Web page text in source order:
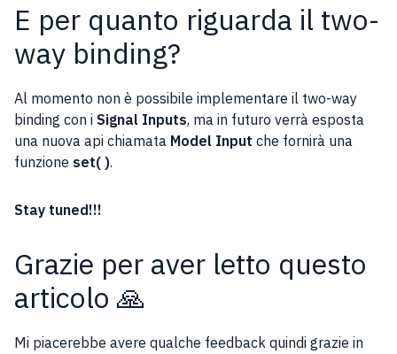
E per quanto riguarda il two-
way binding?
Al momento non è possibile implementare il two-way
binding con i Signal Inputs, ma in futuro verrà esposta
una nuova api chiamata Model Input che fornirà una
funzione set( ).
Stay tuned!!!
Grazie per aver letto questo
articolo 🙏
Mi piacerebbe avere qualche feedback quindi grazie in